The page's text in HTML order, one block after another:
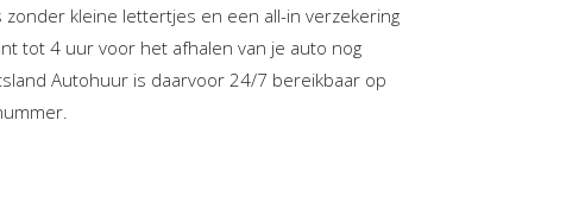
kleine lettertjes en een all-in verzekering
tot 4 uur voor het afhalen van je auto nog
Autohuur is daarvoor 24/7 bereikbaar op